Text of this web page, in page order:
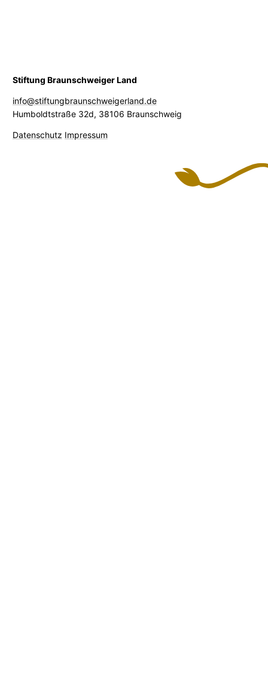
Stiftung Braunschweiger Land
info@stiftungbraunschweigerland.de
Humboldtstraße 32d, 38106 Braunschweig
Datenschutz Impressum